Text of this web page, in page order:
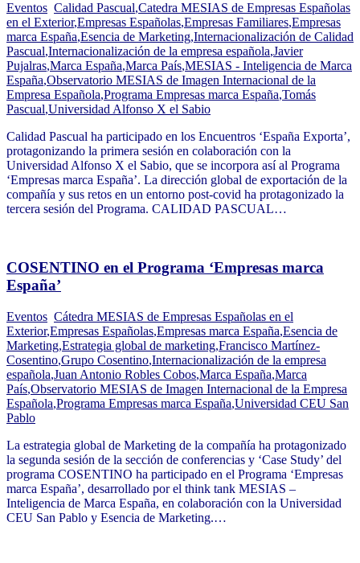
Eventos Calidad Pascual,Catedra MESIAS de Empresas Españolas
en el Exterior,Empresas Españolas,Empresas Familiares,Empresas
marca España,Esencia de Marketing,Internacionalización de Calidad
Pascual,Internacionalización de la empresa española,Javier
Pujalras,Marca España,Marca País,MESIAS - Inteligencia de Marca
España,Observatorio MESIAS de Imagen Internacional de la
Empresa Española,Programa Empresas marca España,Tomás
Pascual,Universidad Alfonso X el Sabio
Calidad Pascual ha participado en los Encuentros ‘España Exporta’,
protagonizando la primera sesión en colaboración con la
Universidad Alfonso X el Sabio, que se incorpora así al Programa
‘Empresas marca España’. La dirección global de exportación de la
compañía y sus retos en un entorno post-covid ha protagonizado la
tercera sesión del Programa. CALIDAD PASCUAL…
COSENTINO en el Programa ‘Empresas marca
España’
Eventos Cátedra MESIAS de Empresas Españolas en el
Exterior,Empresas Españolas,Empresas marca España,Esencia de
Marketing,Estrategia global de marketing,Francisco Martínez-
Cosentino,Grupo Cosentino,Internacionalización de la empresa
española,Juan Antonio Robles Cobos,Marca España,Marca
País,Observatorio MESIAS de Imagen Internacional de la Empresa
Española,Programa Empresas marca España,Universidad CEU San
Pablo
La estrategia global de Marketing de la compañía ha protagonizado
la segunda sesión de la sección de conferencias y ‘Case Study’ del
programa COSENTINO ha participado en el Programa ‘Empresas
marca España’, desarrollado por el think tank MESIAS –
Inteligencia de Marca España, en colaboración con la Universidad
CEU San Pablo y Esencia de Marketing.…